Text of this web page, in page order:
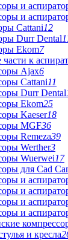
и
и
Cattani12
Durr Dental
Ekom7
части к
Ajax6
Cattani11
Durr Dental
Ekom25
Kaeser18
MGF36
Remeza39
Werther3
Wuerwei17
для Cad
и
и
и
и
и кресла